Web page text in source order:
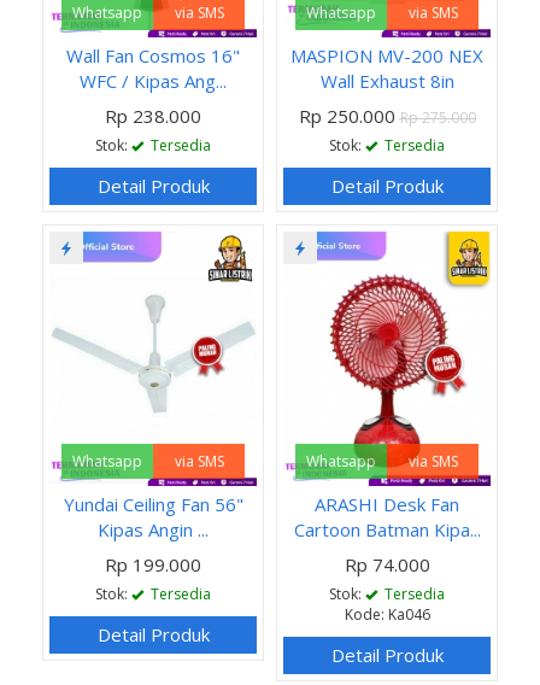
Whatsapp via SMS
Wall Fan Cosmos 16"
WFC / Kipas Ang...
Rp 238.000
Stok: Tersedia
Detail Produk
Whatsapp via SMS
MASPION MV-200 NEX
Wall Exhaust 8in
Rp 250.000Rp 275.000
Stok:
Tersedia
Detail Produk
Whatsapp via SMS
Yundai Ceiling Fan 56"
Kipas Angin ...
Rp 199.000
Stok: Tersedia
Detail Produk
Whatsapp via SMS
ARASHI Desk Fan
Cartoon Batman Kipa...
Rp 74.000
Stok:
Tersedia
Kode: Ka046
Detail Produk